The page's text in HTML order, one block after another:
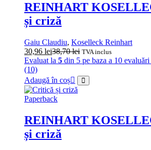
REINHART
și criză
Gaiu Claudiu, Koselleck Reinhart
30,96 lei38,70lei TVA inclus
Evaluat la 5 din 5 pe baza a 10
(10)
Adaugă în coș
Paperback
REINHART
și criză